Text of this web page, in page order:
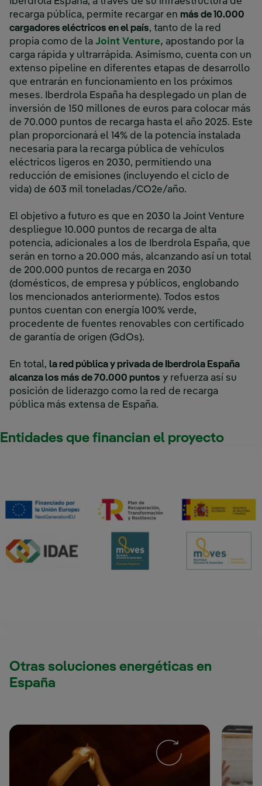
recarga pública, permite recargar en más de 10.000
cargadores eléctricos en el país, tanto de la red
propia como de la Joint Venture, apostando por la
carga rápida y ultrarrápida. Asimismo, cuenta con un
extenso pipeline en diferentes etapas de desarrollo
que entrarán en funcionamiento en los próximos
meses. Iberdrola España ha desplegado un plan de
inversión de 150 millones de euros para colocar más
de 70.000 puntos de recarga hasta el año 2025. Este
plan proporcionará el 14% de la potencia instalada
necesaria para la recarga pública de vehículos
eléctricos ligeros en 2030, permitiendo una
reducción de emisiones (incluyendo el ciclo de
vida) de 603 mil toneladas/CO2e/año.
El objetivo a futuro es que en 2030 la Joint Venture
despliegue 10.000 puntos de recarga de alta
potencia, adicionales a los de Iberdrola España, que
serán en torno a 20.000 más, alcanzando así un total
de 200.000 puntos de recarga en 2030
(domésticos, de empresa y públicos, englobando
los mencionados anteriormente). Todos estos
puntos cuentan con energía 100% verde,
procedente de fuentes renovables con certificado
de garantía de origen (GdOs).
En total, la red pública y privada de Iberdrola España
alcanza los más de 70.000 puntos y refuerza así su
posición de liderazgo como la red de recarga
pública más extensa de España.
Entidades que financian el proyecto
Otras soluciones energéticas en
España
Suministro de luz para
clientes en España